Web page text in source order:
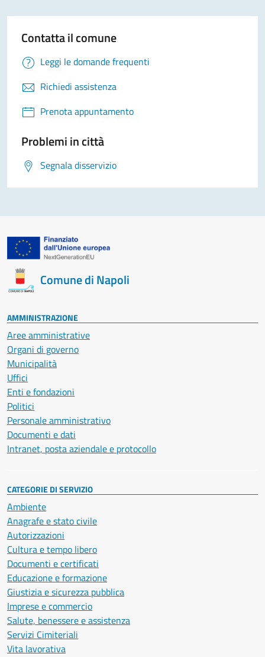
Contatta il comune
Leggi le domande frequenti
Richiedi assistenza
Prenota appuntamento
Problemi in città
Segnala disservizio
Comune di Napoli
AMMINISTRAZIONE
Aree amministrative
Organi di governo
Municipalità
Uffici
Enti e fondazioni
Politici
Personale amministrativo
Documenti e dati
Intranet, posta aziendale e protocollo
CATEGORIE DI SERVIZIO
Ambiente
Anagrafe e stato civile
Autorizzazioni
Cultura e tempo libero
Documenti e certificati
Educazione e formazione
Giustizia e sicurezza pubblica
Imprese e commercio
Salute, benessere e assistenza
Servizi Cimiteriali
Vita lavorativa